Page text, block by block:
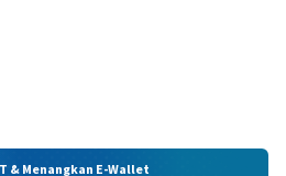
& Menangkan E-Wallet